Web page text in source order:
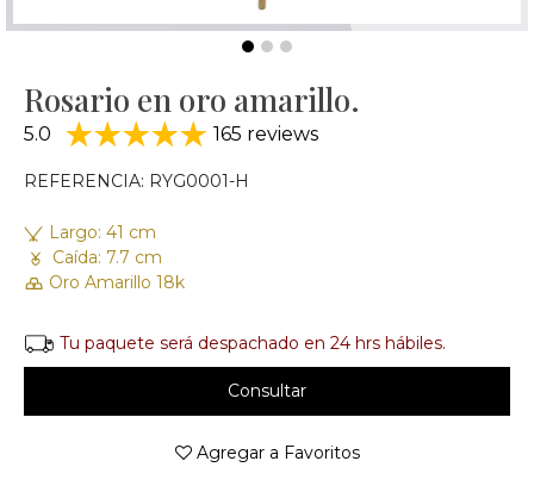
Rosario en oro amarillo.
5.0 165 reviews
REFERENCIA: RYG0001-H
Largo: 41 cm
Caída: 7.7 cm
Oro Amarillo 18k
Tu paquete será despachado en 24 hrs hábiles.
Consultar
Agregar a Favoritos